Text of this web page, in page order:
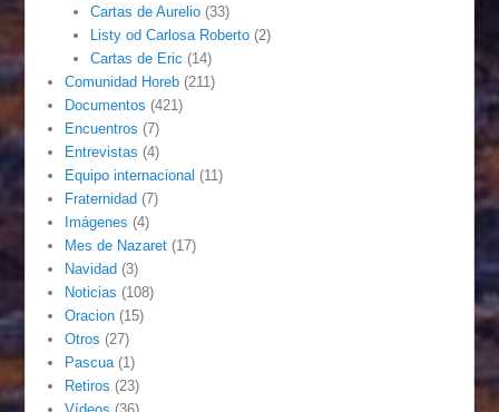
Cartas de Aurelio(33)
Listy od Carlosa Roberto(2)
Cartas de Eric (14)
Comunidad Horeb (211)
Documentos (421)
Encuentros (7)
Entrevistas (4)
Equipo internacional (11)
Fraternidad (7)
Imágenes (4)
Mes de Nazaret (17)
Navidad (3)
Noticias (108)
Oracion (15)
Otros (27)
Pascua (1)
Retiros (23)